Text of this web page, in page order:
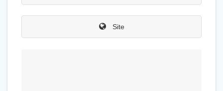
Site